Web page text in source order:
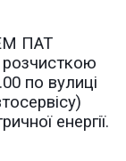
ПАТ
розчисткою
по вулиці
енергії.